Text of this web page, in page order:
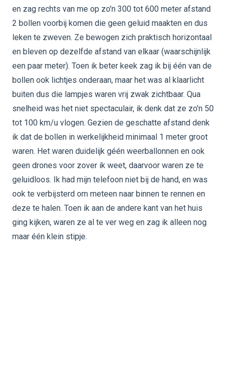
en zag rechts van me op zo'n 300 tot 600 meter afstand
2 bollen voorbij komen die geen geluid maakten en dus
leken te zweven. Ze bewogen zich praktisch horizontaal
en bleven op dezelfde afstand van elkaar (waarschijnlijk
een paar meter). Toen ik beter keek zag ik bij één van de
bollen ook lichtjes onderaan, maar het was al klaarlicht
buiten dus die lampjes waren vrij zwak zichtbaar. Qua
snelheid was het niet spectaculair, ik denk dat ze zo'n 50
tot 100 km/u vlogen. Gezien de geschatte afstand denk
ik dat de bollen in werkelijkheid minimaal 1 meter groot
waren. Het waren duidelijk géén weerballonnen en ook
geen drones voor zover ik weet, daarvoor waren ze te
geluidloos. Ik had mijn telefoon niet bij de hand, en was
ook te verbijsterd om meteen naar binnen te rennen en
deze te halen. Toen ik aan de andere kant van het huis
ging kijken, waren ze al te ver weg en zag ik alleen nog
maar één klein stipje.